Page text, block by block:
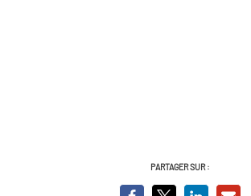
PARTAGER SUR :